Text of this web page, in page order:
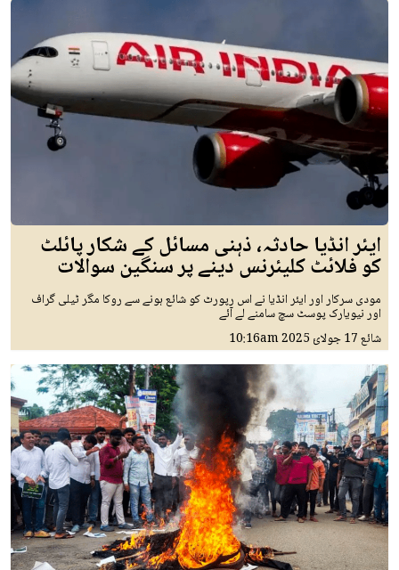
ایئر انڈیا حادثہ، ذہنی مسائل کے شکار پائلٹ
کو فلائٹ کلیئرنس دینے پر سنگین سوالات
مودی سرکار اور ایئر انڈیا نے اس رپورٹ کو شائع ہونے سے روکا مگر ٹیلی گراف
اور نیویارک پوسٹ سچ سامنے لے آئے
شائع17 جولائ 2025 10:16am